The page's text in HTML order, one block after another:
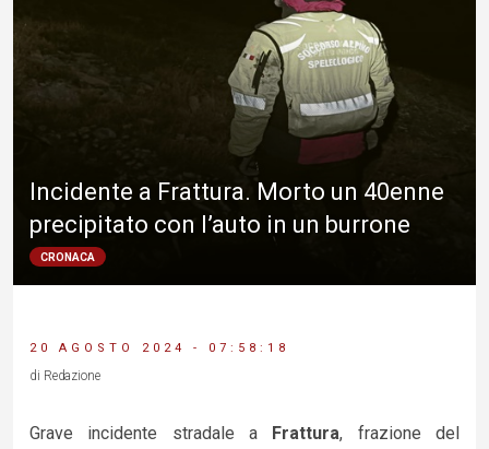
Incidente a Frattura. Morto un 40enne
precipitato con l’auto in un burrone
CRONACA
20 AGOSTO 2024 - 07:58:18
di Redazione
Grave incidente stradale a Frattura, frazione del